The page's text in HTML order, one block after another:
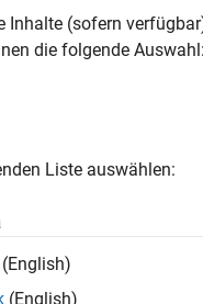
a Digital Write Block
the System object™ to
®command line.
Inhalte (sofern
die folgende
Liste auswählen:
(English)
(English)